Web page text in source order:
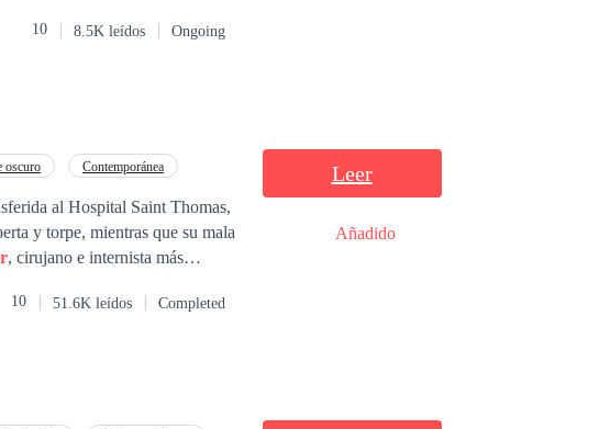
tejer intrincadas redes de
Camille es genuino y que
obstáculos y desafíos. ¿Podrá
10 8.5K leídos Ongoing
oscuro Contemporánea
al Hospital Saint Thomas,
y torpe, mientras que su mala
, cirujano e internista más
La torpeza y
10 51.6K leídos Completed
Leer
Añadido